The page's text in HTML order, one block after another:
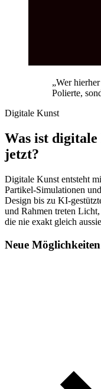
„Wer
Polierte,
Digitale Kunst
Was ist
jetzt?
Digitale Kunst entsteht
Partikel-Simulationen
Design bis zu KI-
und Rahmen treten
die nie exakt gleich
Neue